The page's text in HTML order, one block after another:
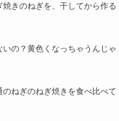
きのねぎを、干してから作る
の？黄色くなっちゃうんじゃ
ねぎのねぎ焼きを食べ比べて